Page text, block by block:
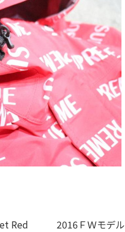
Red 2016ＦＷモデル